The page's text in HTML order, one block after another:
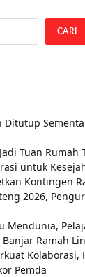
CARI
Ditutup
Tuan Rumah
untuk
Kontingen
2026,
Mendunia,
Ramah
Kolaborasi,
Pemda